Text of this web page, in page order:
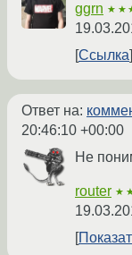
ggrn
Ссылка
Ответ на:
20:46:10 +00:00
Не
router